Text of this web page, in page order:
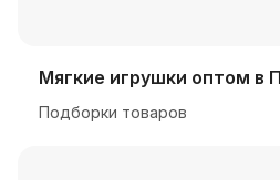
Мягкие игрушки оптом в
Подборки товаров